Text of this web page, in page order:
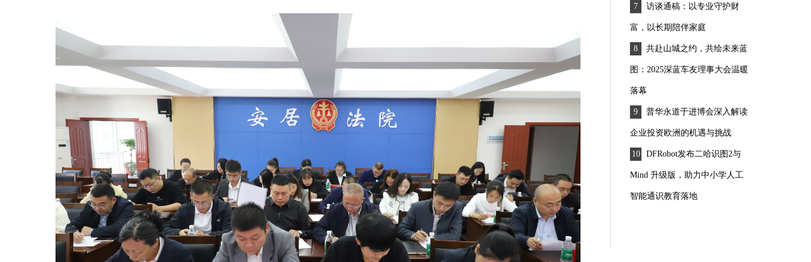
访谈通稿：以专业守护财
富，以长期陪伴家庭
共赴山城之约，共绘未来蓝
图：2025深蓝车友理事大会温暖
落幕
普华永道于进博会深入解读
企业投资欧洲的机遇与挑战
DFRobot发布二哈识图2与
Mind 升级版，助力中小学人工
智能通识教育落地